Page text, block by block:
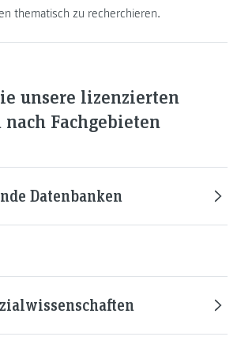
thematisch zu recherchieren.
unsere lizenzierten
Fachgebieten
Datenbanken